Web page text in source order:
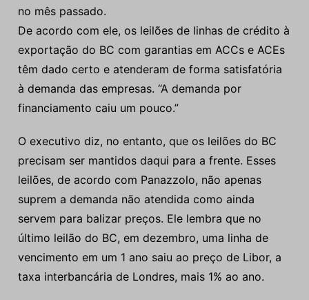
no mês passado.
De acordo com ele, os leilões de linhas de crédito à
exportação do BC com garantias em ACCs e ACEs
têm dado certo e atenderam de forma satisfatória
à demanda das empresas. “A demanda por
financiamento caiu um pouco.”
O executivo diz, no entanto, que os leilões do BC
precisam ser mantidos daqui para a frente. Esses
leilões, de acordo com Panazzolo, não apenas
suprem a demanda não atendida como ainda
servem para balizar preços. Ele lembra que no
último leilão do BC, em dezembro, uma linha de
vencimento em um 1 ano saiu ao preço de Libor, a
taxa interbancária de Londres, mais 1% ao ano.